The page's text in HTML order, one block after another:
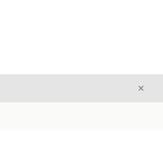
Avslutt